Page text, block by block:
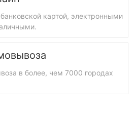
банковской картой, электронными
в более, чем 7000 городах